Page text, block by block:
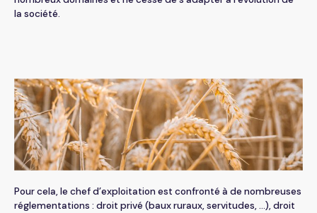
Paie & RH
Gestion du patrimoine
Protection sociale
Privé
Tertiaire
Nos offres d’emploi
Espace privé
la société.
Pour cela, le chef d’exploitation est confronté à de nombreuses
réglementations : droit privé (baux ruraux, servitudes, …), droit